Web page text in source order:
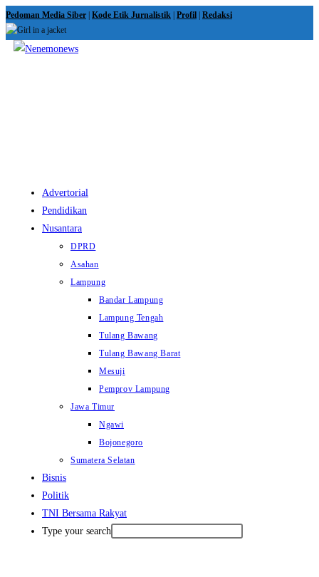
Skip
to
content
Pedoman Media Siber Kode Etik Jurnalistik Profil Redaksi
Advertorial
Pendidikan
Nusantara
DPRD
Asahan
Lampung
Bandar Lampung
Lampung Tengah
Tulang Bawang
Tulang Bawang Barat
Mesuji
Pemprov Lampung
Jawa Timur
Ngawi
Bojonegoro
Sumatera Selatan
Bisnis
Politik
TNI Bersama Rakyat
Type your search